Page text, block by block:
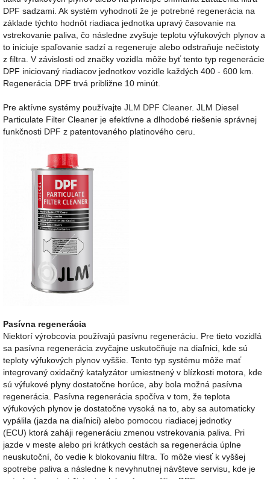
DPF sadzami. Ak systém vyhodnotí že je potrebné regenerácia na
základe týchto hodnôt riadiaca jednotka upravý časovanie na
vstrekovanie paliva, čo následne zvyšuje teplotu výfukových plynov a
to iniciuje spaľovanie sadzí a regeneruje alebo odstraňuje nečistoty
z filtra. V závislosti od značky vozidla môže byť tento typ regenerácie
DPF iniciovaný riadiacov jednotkov vozidle každých 400 - 600 km.
Regenerácia DPF trvá približne 10 minút.
Pre aktívne systémy používajte JLM DPF Cleaner. JLM Diesel
Particulate Filter Cleaner je efektívne a dlhodobé riešenie správnej
funkčnosti DPF z patentovaného platinového ceru.
Pasívna regenerácia
Niektorí výrobcovia používajú pasívnu regeneráciu. Pre tieto vozidlá
sa pasívna regenerácia zvyčajne uskutočňuje na diaľnici, kde sú
teploty výfukových plynov vyššie. Tento typ systému môže mať
integrovaný oxidačný katalyzátor umiestnený v blízkosti motora, kde
sú výfukové plyny dostatočne horúce, aby bola možná pasívna
regenerácia. Pasívna regenerácia spočíva v tom, že teplota
výfukových plynov je dostatočne vysoká na to, aby sa automaticky
vypálila (jazda na diaľnici) alebo pomocou riadiacej jednotky
(ECU) ktorá zaháji regeneráciu zmenou vstrekovania paliva. Pri
jazde v meste alebo pri krátkych cestách sa regenerácia úplne
neuskutoční, čo vedie k blokovaniu filtra. To môže viesť k vyššej
spotrebe paliva a následne k nevyhnutnej návšteve servisu, kde je